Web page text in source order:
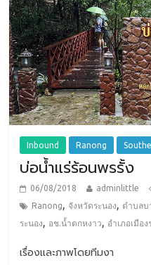
Inbound Ranong
บ่อน้ำแร่ร้อนพรรั้ง
06/08/2018 adminlittle
Ranong, จังหวัดระนอง, ตำบลบ
ระนอง, อช.น้ำตกหงาว, อำเภอเมือง
เรื่องและภาพโดยทีมงา